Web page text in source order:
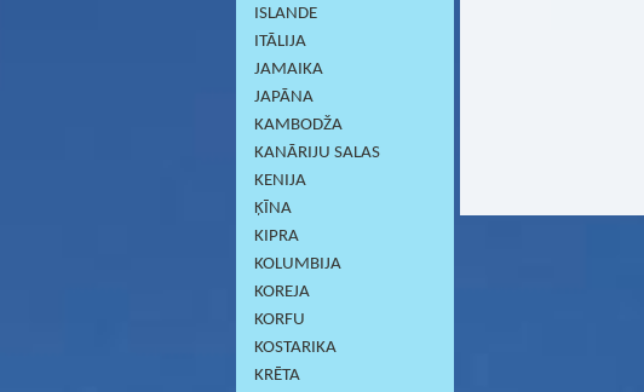
ISLANDE
ITĀLIJA
JAMAIKA
JAPĀNA
KAMBODŽA
KANĀRIJU SALAS
KENIJA
ĶĪNA
KIPRA
KOLUMBIJA
KOREJA
KORFU
KOSTARIKA
KRĒTA